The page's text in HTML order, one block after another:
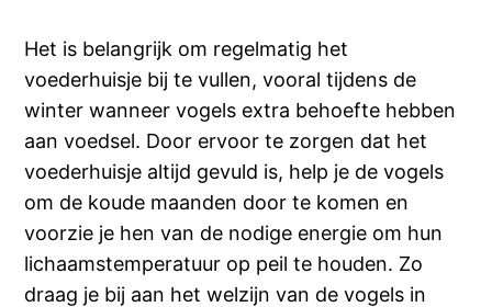
Het is belangrijk om regelmatig het
voederhuisje bij te vullen, vooral tijdens de
winter wanneer vogels extra behoefte hebben
aan voedsel. Door ervoor te zorgen dat het
voederhuisje altijd gevuld is, help je de vogels
om de koude maanden door te komen en
voorzie je hen van de nodige energie om hun
lichaamstemperatuur op peil te houden. Zo
draag je bij aan het welzijn van de vogels in